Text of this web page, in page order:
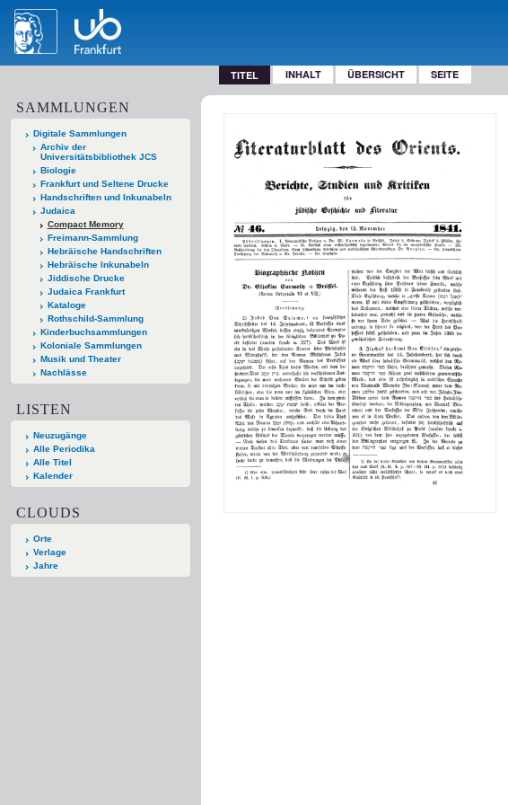
TITEL INHALT ÜBERSICHT SEITE
SAMMLUNGEN
Digitale Sammlungen
Archiv der
Universitätsbibliothek JCS
Biologie
Frankfurt und Seltene Drucke
Handschriften und Inkunabeln
Judaica
Compact Memory
Freimann-Sammlung
Hebräische Handschriften
Hebräische Inkunabeln
Jiddische Drucke
Judaica Frankfurt
Kataloge
Rothschild-Sammlung
Kinderbuchsammlungen
Koloniale Sammlungen
Musik und Theater
Nachlässe
LISTEN
Neuzugänge
Alle Periodika
Alle Titel
Kalender
CLOUDS
Orte
Verlage
Jahre